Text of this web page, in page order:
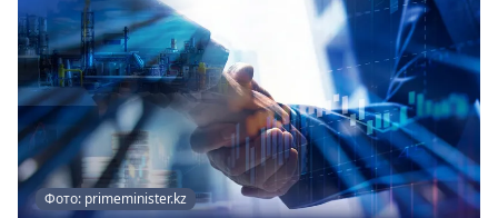
Фото: primeminister.kz